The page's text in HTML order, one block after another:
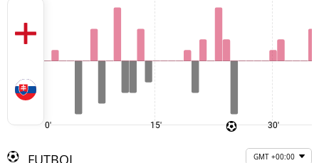
0' 15' 30'
FUTBOL GMT +00:00